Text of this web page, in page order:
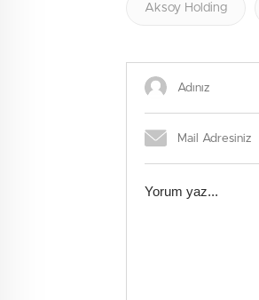
Aksoy Holding